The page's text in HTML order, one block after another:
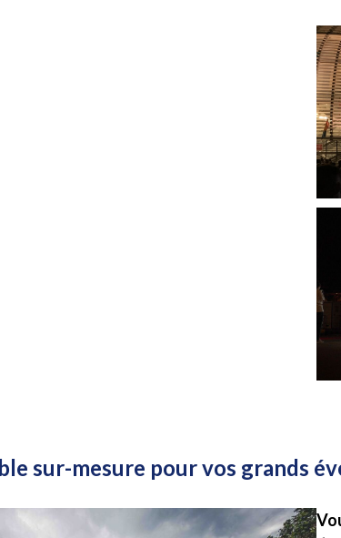
sur-mesure pour vos grands